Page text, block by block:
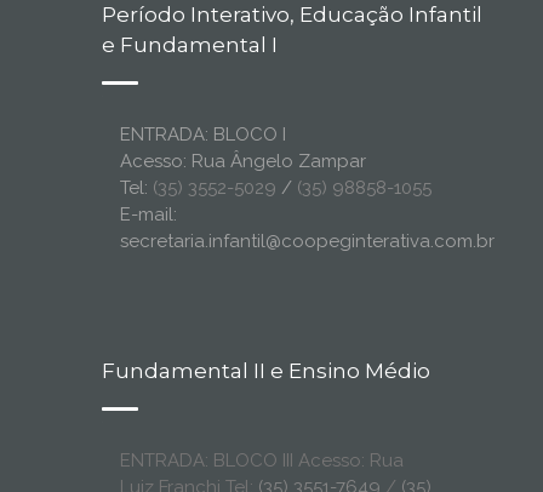
Período Interativo, Educação Infantil
e Fundamental I
ENTRADA: BLOCO I
Acesso: Rua Ângelo Zampar
Tel: (35) 3552-5029 / (35) 98858-1055
E-mail:
secretaria.infantil@coopeginterativa.com.br
Fundamental II e Ensino Médio
ENTRADA: BLOCO III Acesso: Rua
Luiz Franchi Tel: (35) 3551-7649 / (35)